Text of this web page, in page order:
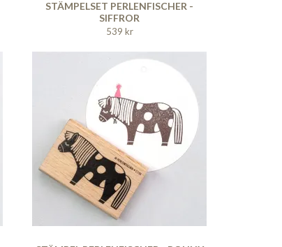
STÄMPELSET PERLENFISCHER -
SIFFROR
539 kr